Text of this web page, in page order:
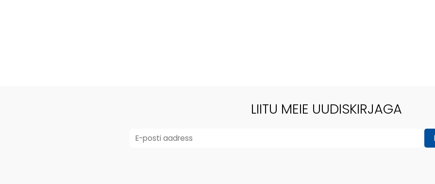
LIITU MEIE UUDISKIRJAGA